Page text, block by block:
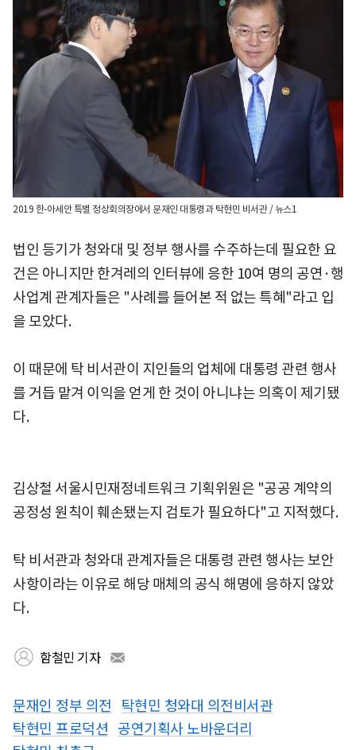
2019 한-아세안 특별 정상회의장에서 문재인 대통령과 탁현민 비서관 / 뉴스1
법인 등기가 청와대 및 정부 행사를 수주하는데 필요한 요
건은 아니지만 한겨레의 인터뷰에 응한 10여 명의 공연·행
사업계 관계자들은 "사례를 들어본 적 없는 특혜"라고 입
을 모았다.
이 때문에 탁 비서관이 지인들의 업체에 대통령 관련 행사
를 거듭 맡겨 이익을 얻게 한 것이 아니냐는 의혹이 제기됐
다.
김상철 서울시민재정네트워크 기획위원은 "공공 계약의
공정성 원칙이 훼손됐는지 검토가 필요하다"고 지적했다.
탁 비서관과 청와대 관계자들은 대통령 관련 행사는 보안
사항이라는 이유로 해당 매체의 공식 해명에 응하지 않았
다.
함철민 기자
문재인 정부 의전 탁현민 청와대 의전비서관
탁현민 프로덕션 공연기획사 노바운더리